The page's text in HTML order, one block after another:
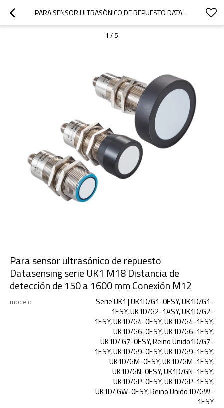
PARA SENSOR ULTRASÓNICO DE REPUESTO DATASENSING SERIE UK1 M18 DISTANCIA DE DETECCIÓN DE 150 A 1600 MM CONEXIÓN M12
1 / 5
Para sensor ultrasónico de repuesto
Datasensing serie UK1 M18 Distancia de
detección de 150 a 1600 mm Conexión M12
modelo
Serie UK1 | UK1D/G1-0ESY, UK1D/G1-
1ESY, UK1D/G2-1ASY, UK1D/G2-
1ESY, UK1D/G4-0ESY, UK1D/G4-1ESY,
UK1D/G6-0ESY, UK1D/G6-1ESY,
UK1D/ G7-0ESY, Reino Unido1D/G7-
1ESY, UK1D/G9-0ESY, UK1D/G9-1ESY,
UK1D/GM-0ESY, UK1D/GM-1ESY,
UK1D/GN-0ESY, UK1D/GN-1ESY,
UK1D/GP-0ESY, UK1D/GP-1ESY,
UK1D/ GW-0ESY, Reino Unido1D/GW-
1ESY